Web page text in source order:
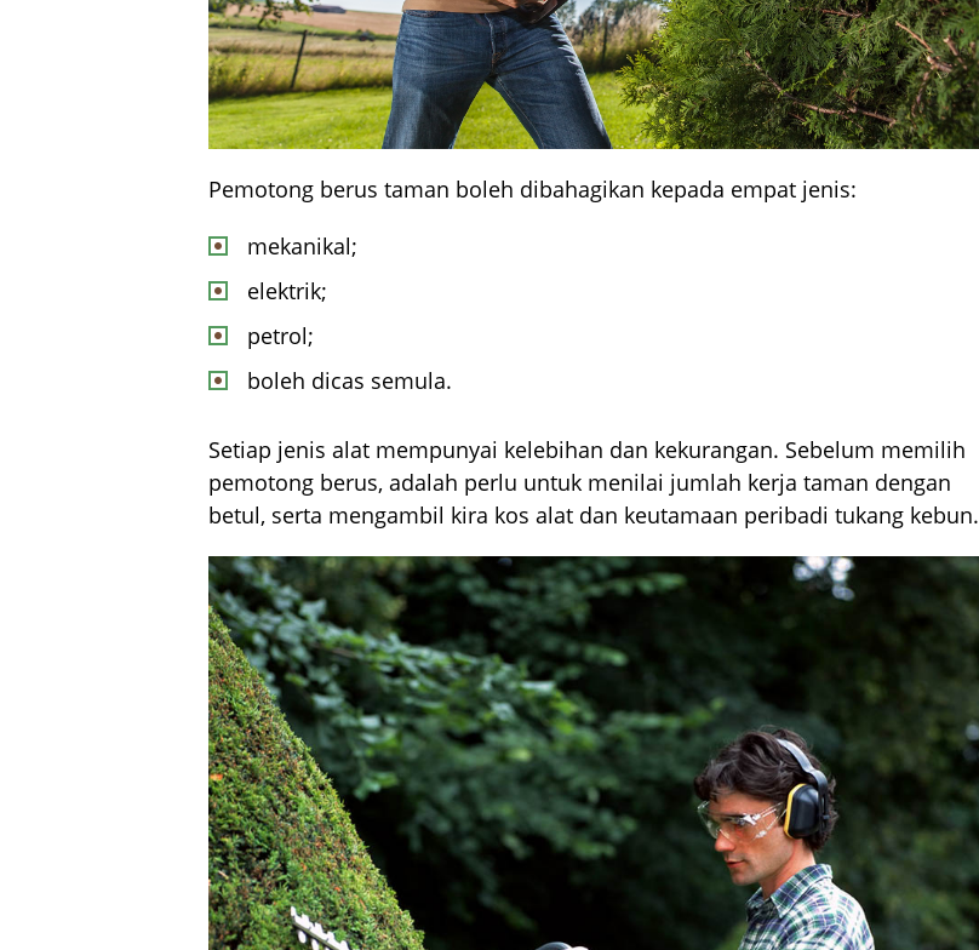
Pemotong berus taman boleh dibahagikan kepada empat jenis:
mekanikal;
elektrik;
petrol;
boleh dicas semula.
Setiap jenis alat mempunyai kelebihan dan kekurangan. Sebelum memilih
pemotong berus, adalah perlu untuk menilai jumlah kerja taman dengan
betul, serta mengambil kira kos alat dan keutamaan peribadi tukang kebun.